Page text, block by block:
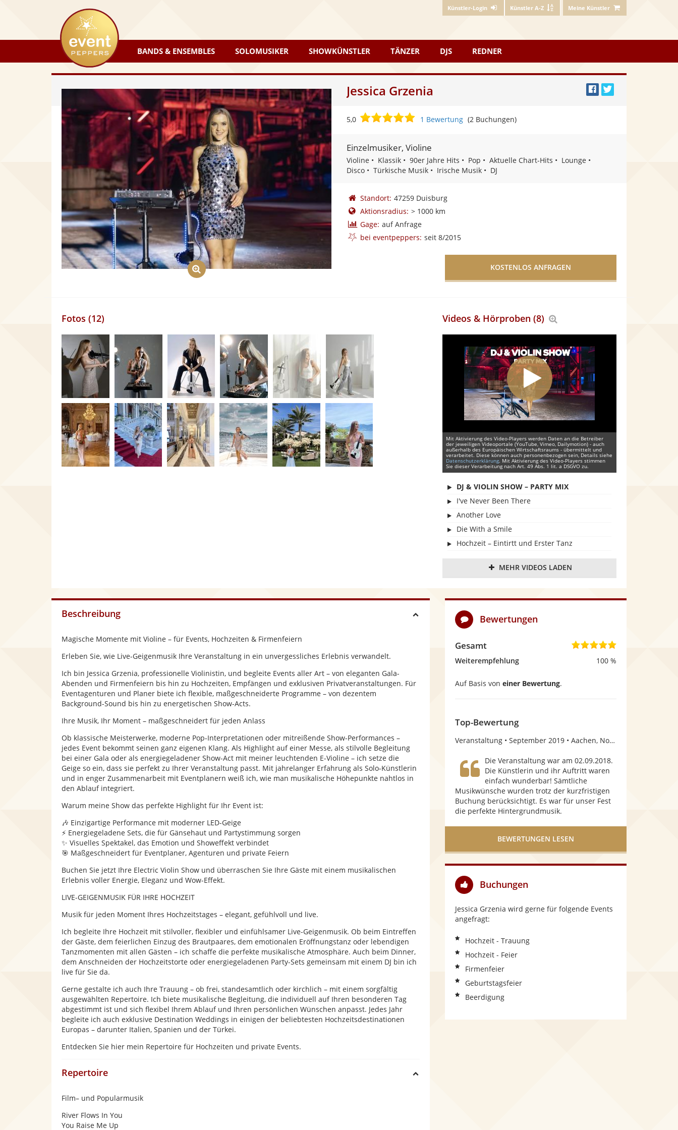
Künstler-Login Künstler A-Z Meine Künstler
eventpeppers
BANDS & ENSEMBLES SOLOMUSIKER SHOWKÜNSTLER TÄNZER DJS REDNER
Jessica Grzenia
5,0
5,0
Sternen
1 Bewertung (2 Buchungen)
Einzelmusiker, Violine
Violine Klassik 90er Jahre Hits Pop Aktuelle Chart-Hits
Lounge
Disco
Türkische Musik Irische Musik DJ
Standort: 47259 Duisburg
Aktionsradius: > 1000 km
Gage: auf Anfrage
bei eventpeppers: seit 8/2015
Fotos (12) Videos & Hörproben (8)
Mit Aktivierung des Video-Players werden Daten an die Betreiber
der jeweiligen Videoportale (YouTube, Vimeo, Dailymotion) - auch
außerhalb des Europäischen Wirtschaftsraums - übermittelt und
verarbeitet. Diese können auch personenbezogen sein, Details siehe
Datenschutzerklärung. Mit Aktivierung des Video-Players stimmen
Sie dieser Verarbeitung nach Art. 49 Abs. 1 lit. a DSGVO zu.
DJ & VIOLIN SHOW – PARTY MIX
I've Never Been There
Another Love
Die With a Smile
Hochzeit – Eintirtt und Erster Tanz
Kirchliche Trauung – Can't Help Falling in Love
MEHR VIDEOS LADEN
Beschreibung
Magische Momente mit Violine – für Events, Hochzeiten & Firmenfeiern
Erleben Sie, wie Live-Geigenmusik Ihre Veranstaltung in ein unvergessliches Erlebnis verwandelt.
Ich bin Jessica Grzenia, professionelle Violinistin, und begleite Events aller Art – von eleganten Gala-
Abenden und Firmenfeiern bis hin zu Hochzeiten, Empfängen und exklusiven Privatveranstaltungen. Für
Eventagenturen und Planer biete ich flexible, maßgeschneiderte Programme – von dezentem
Background-Sound bis hin zu energetischen Show-Acts.
Ihre Musik, Ihr Moment – maßgeschneidert für jeden Anlass
Ob klassische Meisterwerke, moderne Pop-Interpretationen oder mitreißende Show-Performances –
jedes Event bekommt seinen ganz eigenen Klang. Als Highlight auf einer Messe, als stilvolle Begleitung
bei einer Gala oder als energiegeladener Show-Act mit meiner leuchtenden E-Violine – ich setze die
Geige so ein, dass sie perfekt zu Ihrer Veranstaltung passt. Mit jahrelanger Erfahrung als Solo-Künstlerin
und in enger Zusammenarbeit mit Eventplanern weiß ich, wie man musikalische Höhepunkte nahtlos in
den Ablauf integriert.
Warum meine Show das perfekte Highlight für Ihr Event ist:
🎶 Einzigartige Performance mit moderner LED-Geige
⚡ Energiegeladene Sets, die für Gänsehaut und Partystimmung sorgen
✨ Visuelles Spektakel, das Emotion und Showeffekt verbindet
🎯 Maßgeschneidert für Eventplaner, Agenturen und private Feiern
Buchen Sie jetzt Ihre Electric Violin Show und überraschen Sie Ihre Gäste mit einem musikalischen
Erlebnis voller Energie, Eleganz und Wow-Effekt.
LIVE-GEIGENMUSIK FÜR IHRE HOCHZEIT
Musik für jeden Moment Ihres Hochzeitstages – elegant, gefühlvoll und live.
Ich begleite Ihre Hochzeit mit stilvoller, flexibler und einfühlsamer Live-Geigenmusik. Ob beim Eintreffen
der Gäste, dem feierlichen Einzug des Brautpaares, dem emotionalen Eröffnungstanz oder lebendigen
Tanzmomenten mit allen Gästen – ich schaffe die perfekte musikalische Atmosphäre. Auch beim Dinner,
dem Anschneiden der Hochzeitstorte oder energiegeladenen Party-Sets gemeinsam mit einem DJ bin ich
live für Sie da.
Gerne gestalte ich auch Ihre Trauung – ob frei, standesamtlich oder kirchlich – mit einem sorgfältig
ausgewählten Repertoire. Ich biete musikalische Begleitung, die individuell auf Ihren besonderen Tag
abgestimmt ist und sich flexibel Ihrem Ablauf und Ihren persönlichen Wünschen anpasst. Jedes Jahr
begleite ich auch exklusive Destination Weddings in einigen der beliebtesten Hochzeitsdestinationen
Europas – darunter Italien, Spanien und der Türkei.
Entdecken Sie hier mein Repertoire für Hochzeiten und private Events.
Repertoire
Film– und Popularmusik
River Flows In You
You Raise Me Up
Bewertungen
Gesamt
5
e
Weiterempfehlung 100 %
Auf Basis von einer Bewertung.
Top-Bewertung
Veranstaltung September 2019 Aachen, Nordrhein-Westfalen
Die Veranstaltung war am 02.09.2018.
Die Künstlerin und ihr Auftritt waren
einfach wunderbar! Sämtliche
Musikwünsche wurden trotz der kurzfristigen
Buchung berücksichtigt. Es war für unser Fest
die perfekte Hintergrundmusik.
BEWERTUNGEN LESEN
Buchungen
Jessica Grzenia wird gerne für folgende Events
angefragt:
Hochzeit - Trauung
Hochzeit - Feier
Firmenfeier
Geburtstagsfeier
Beerdigung